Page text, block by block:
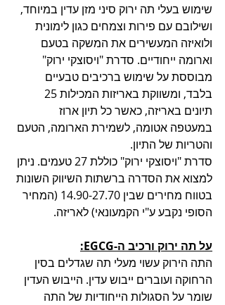
שימוש בעלי תה ירוק סיני מזן עדין במיוחד,
ושילובם עם פירות וצמחים כגון לימונית
ולואיזה המעשירים את המשקה בטעם
וארומה ייחודיים. סדרת "ויסוצקי ירוק"
מבוססת על שימוש ברכיבים טבעיים
תיונים באריזה, כאשר כל תיון ארוז
במעטפה אטומה, לשמירת הארומה, הטעם
והטריות של התיון.
סדרת "ויסוצקי ירוק" כוללת 27 טעמים. ניתן
למצוא את הסדרה ברשתות השיווק השונות
בטווח מחירים שבין 14.90-27.70 (המחיר
הסופי נקבע ע"י הקמעונאי) לאריזה.
על תה ירוק ורכיב ה-EGCG:
התה הירוק עשוי מעלי תה שגדלים בסין
הרחוקה ועוברים ייבוש עדין. הייבוש העדין
שומר על הסגולות הייחודיות של התה